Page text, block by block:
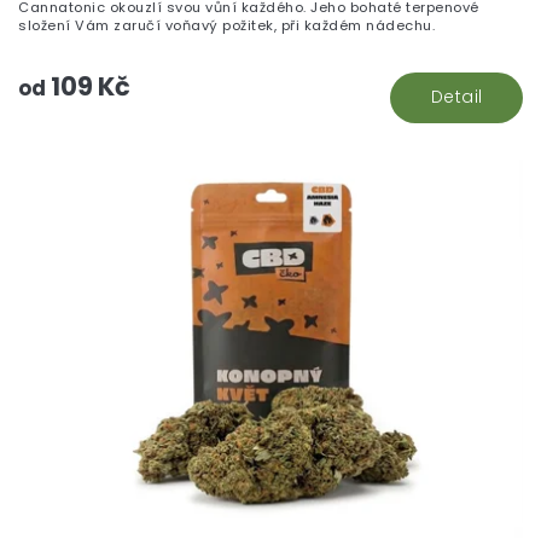
od 109 Kč Detail
Cannatonic okouzlí svou vůní každého. Jeho bohaté terpenové
složení Vám zaručí voňavý požitek, při každém nádechu.